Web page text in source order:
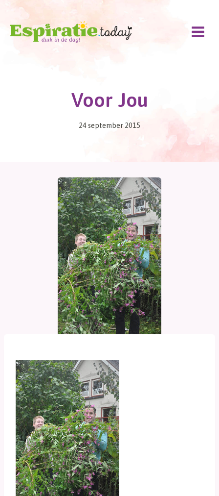
Doorgaan
inhoud
Voor Jou
24 september 2015